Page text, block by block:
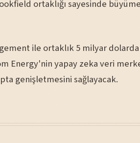
ortaklığı sayesinde
ile ortaklık 5 milyar
Energy'nin yapay zeka veri
genişletmesini sağlayacak.